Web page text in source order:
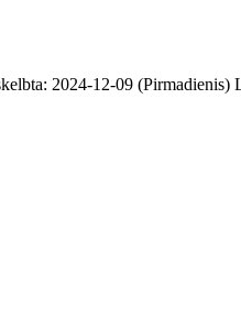
2024-12-09 (Pirmadienis)